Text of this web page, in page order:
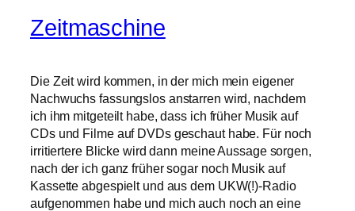
Zeitmaschine
Die Zeit wird kommen, in der mich mein eigener
Nachwuchs fassungslos anstarren wird, nachdem
ich ihm mitgeteilt habe, dass ich früher Musik auf
CDs und Filme auf DVDs geschaut habe. Für noch
irritiertere Blicke wird dann meine Aussage sorgen,
nach der ich ganz früher sogar noch Musik auf
Kassette abgespielt und aus dem UKW(!)-Radio
aufgenommen habe und mich auch noch an eine